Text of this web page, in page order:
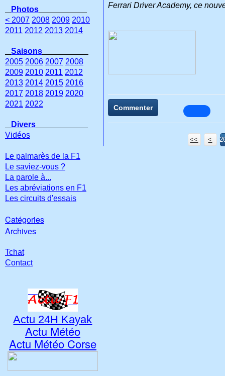
Ferrari Driver Academy, ce
Commenter
<< <
Photos
< 2007 2008 2009 2010
2011 2012 2013 2014
Saisons
2005 2006 2007 2008
2009 2010 2011 2012
2013 2014 2015 2016
2017 2018 2019 2020
2021 2022
Divers
Vidéos
Le palmarès de la F1
Le saviez-vous ?
La parole à...
Les abréviations en F1
Les circuits d'essais
Catégories
Archives
Tchat
Contact
Actu 24H Kayak
Actu Météo
Actu Météo Corse